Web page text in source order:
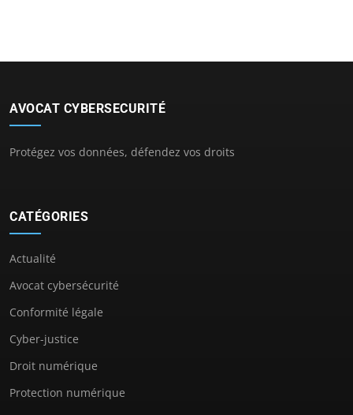
AVOCAT CYBERSECURITÉ
Protégez vos données, défendez vos droits
CATÉGORIES
Actualité
Avocat cybersécurité
Conformité légale
Cyber-justice
Droit numérique
Protection numérique